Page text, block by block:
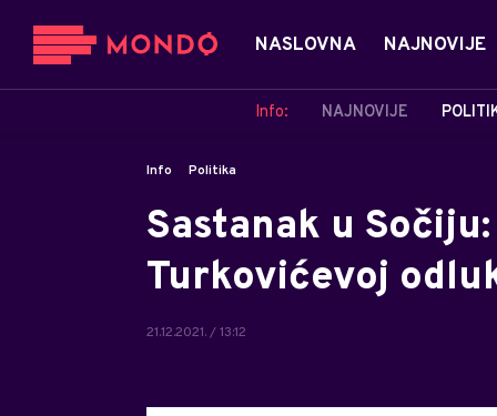
NASLOVNA NAJNOVIJE
Info: NAJNOVIJE
Info Politika
Sastanak u
Turkovićevoj
21.12.2021. / 13:12